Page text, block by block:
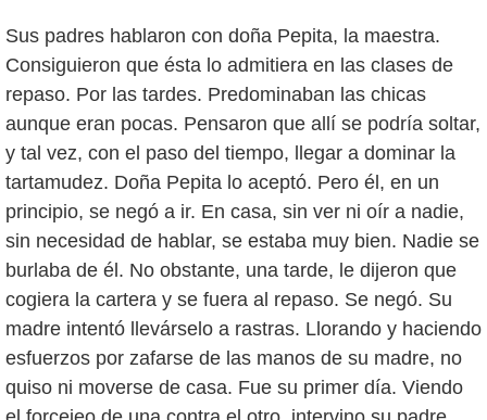
Sus padres hablaron con doña Pepita, la maestra.
Consiguieron que ésta lo admitiera en las clases de
repaso. Por las tardes. Predominaban las chicas
aunque eran pocas. Pensaron que allí se podría soltar,
y tal vez, con el paso del tiempo, llegar a dominar la
tartamudez. Doña Pepita lo aceptó. Pero él, en un
principio, se negó a ir. En casa, sin ver ni oír a nadie,
sin necesidad de hablar, se estaba muy bien. Nadie se
burlaba de él. No obstante, una tarde, le dijeron que
cogiera la cartera y se fuera al repaso. Se negó. Su
madre intentó llevárselo a rastras. Llorando y haciendo
esfuerzos por zafarse de las manos de su madre, no
quiso ni moverse de casa. Fue su primer día. Viendo